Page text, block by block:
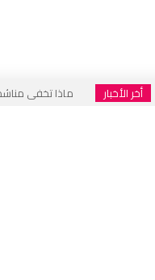
أخر الأخبار
ماذا تخفي